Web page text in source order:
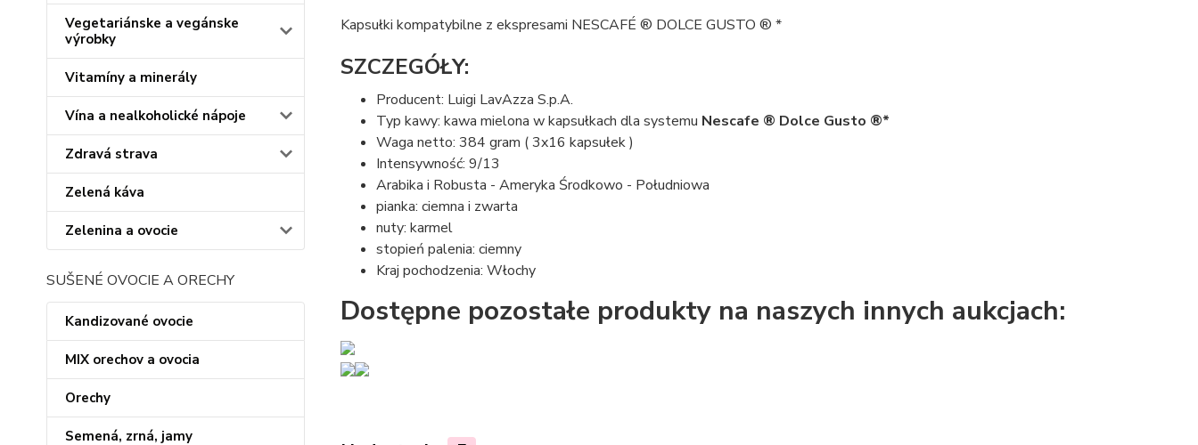
Vegetariánske a vegánske
výrobky
Vitamíny a minerály
Vína a nealkoholické nápoje
Zdravá strava
Zelená káva
Zelenina a ovocie
SUŠENÉ OVOCIE A ORECHY
Kandizované ovocie
MIX orechov a ovocia
Orechy
Semená, zrná, jamy
Kapsułki kompatybilne z ekspresami NESCAFÉ ® DOLCE GUSTO ® *
SZCZEGÓŁY:
Producent: Luigi LavAzza S.p.A.
Typ kawy: kawa mielona w kapsułkach dla systemu Nescafe ® Dolce Gusto ®*
Waga netto: 384 gram ( 3x16 kapsułek )
Intensywność: 9/13
Arabika i Robusta - Ameryka Środkowo - Południowa
pianka: ciemna i zwarta
nuty: karmel
stopień palenia: ciemny
Kraj pochodzenia: Włochy
Dostępne pozostałe produkty na naszych innych aukcjach: